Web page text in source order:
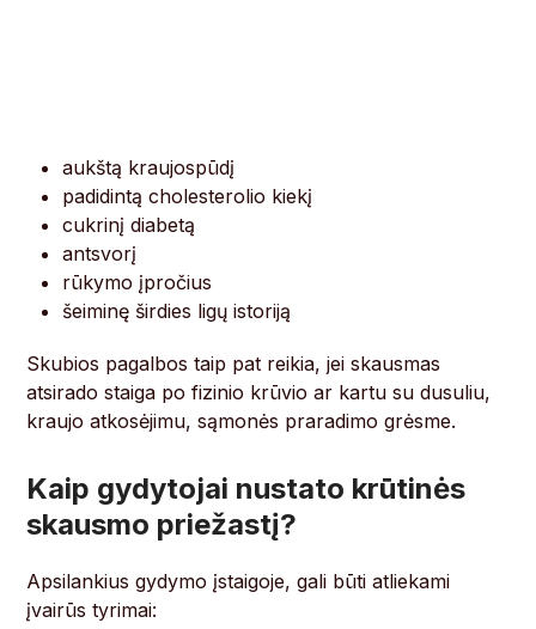
aukštą kraujospūdį
padidintą cholesterolio kiekį
cukrinį diabetą
antsvorį
rūkymo įpročius
šeiminę širdies ligų istoriją
Skubios pagalbos taip pat reikia, jei skausmas
atsirado staiga po fizinio krūvio ar kartu su dusuliu,
kraujo atkosėjimu, sąmonės praradimo grėsme.
Kaip gydytojai nustato krūtinės
skausmo priežastį?
Apsilankius gydymo įstaigoje, gali būti atliekami
įvairūs tyrimai: